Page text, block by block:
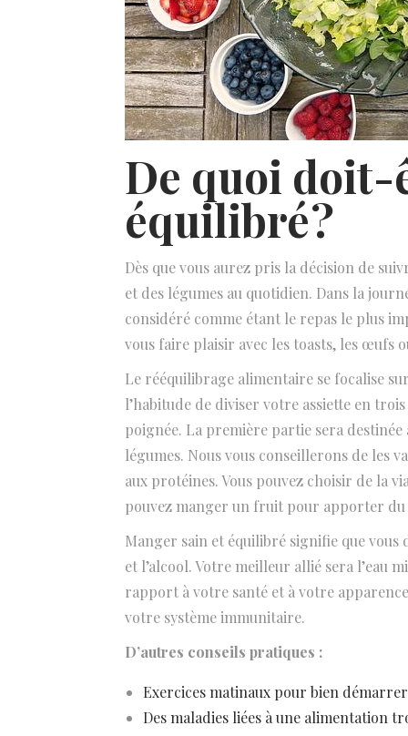
De quoi doit-
équilibré ?
Dès que vous aurez pris la décision de
et des légumes au quotidien. Dans la
considéré comme étant le repas le plus
vous faire plaisir avec les toasts, les œufs
Le rééquilibrage alimentaire se focalise
l’habitude de diviser votre assiette en
poignée. La première partie sera
légumes. Nous vous conseillerons de les
aux protéines. Vous pouvez choisir de la
pouvez manger un fruit pour apporter du
Manger sain et équilibré signifie que vous
et l’alcool. Votre meilleur allié sera l’eau
rapport à votre santé et à votre
votre système immunitaire.
D’autres conseils pratiques :
Exercices matinaux pour bien
Des maladies liées à une alimentation